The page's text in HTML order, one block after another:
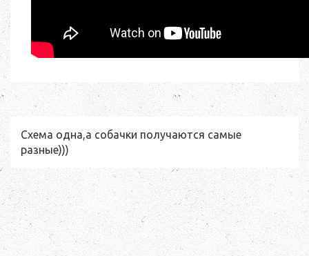
Схема одна,а собачки получаются самые
разные)))